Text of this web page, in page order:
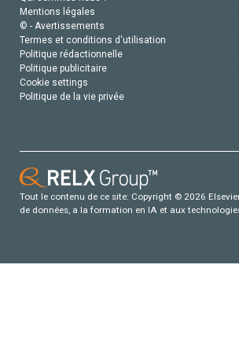
Mentions légales
© - Avertissements
Termes et conditions d'utilisation
Politique rédactionnelle
Politique publicitaire
Cookie settings
Politique de la vie privée
Tout le contenu de ce site: Copyright © 2026
de données, a la formation en IA et aux